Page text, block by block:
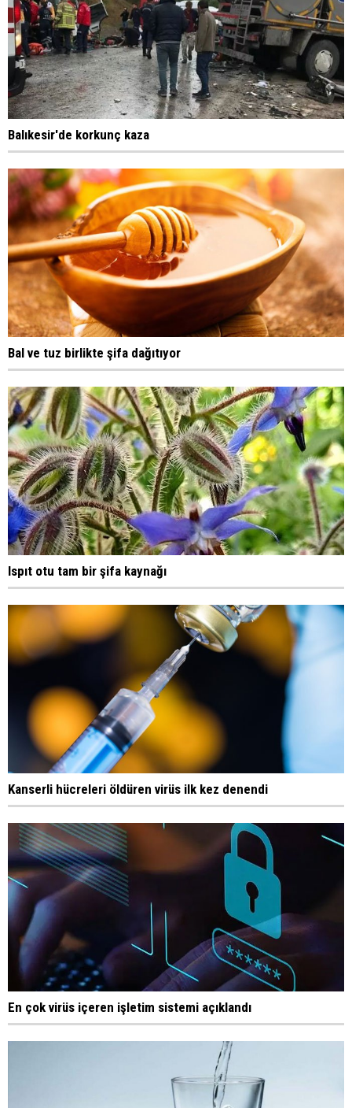
Balıkesir'de korkunç kaza
Bal ve tuz birlikte şifa dağıtıyor
Ispıt otu tam bir şifa kaynağı
Kanserli hücreleri öldüren virüs ilk kez denendi
En çok virüs içeren işletim sistemi açıklandı